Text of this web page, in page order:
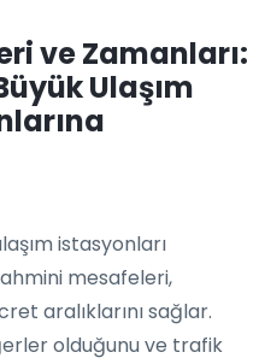
ve Zamanları:
Ulaşım
istasyonları
mesafeleri,
aralıklarını sağlar.
olduğunu ve trafik